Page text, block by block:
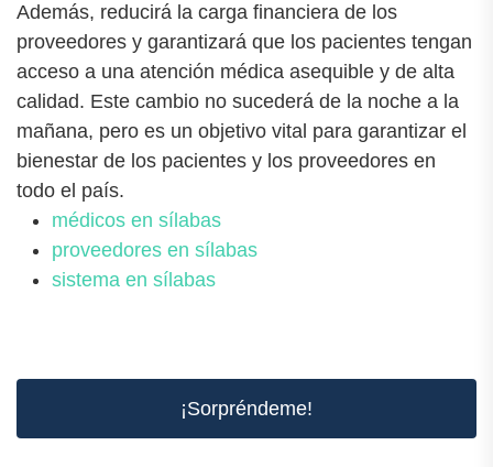
Además, reducirá la carga financiera de los
proveedores y garantizará que los pacientes tengan
acceso a una atención médica asequible y de alta
calidad. Este cambio no sucederá de la noche a la
mañana, pero es un objetivo vital para garantizar el
bienestar de los pacientes y los proveedores en
todo el país.
médicos en sílabas
proveedores en sílabas
sistema en sílabas
¡Sorpréndeme!